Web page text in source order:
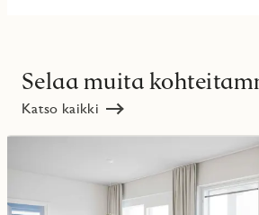
Selaa muita
Katso kaikki